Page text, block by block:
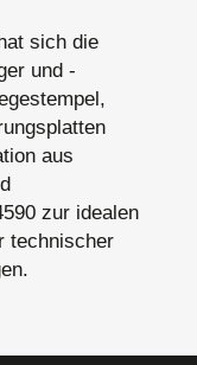
sich die
und -
aus
zur idealen
technischer